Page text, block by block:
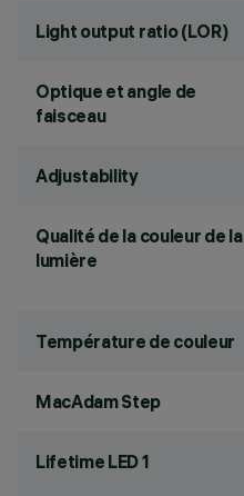
Light output ratio (LOR)
Optique et angle de
faisceau
Adjustability
Qualité de la couleur de la
lumière
Température de couleur
MacAdam Step
Lifetime LED 1